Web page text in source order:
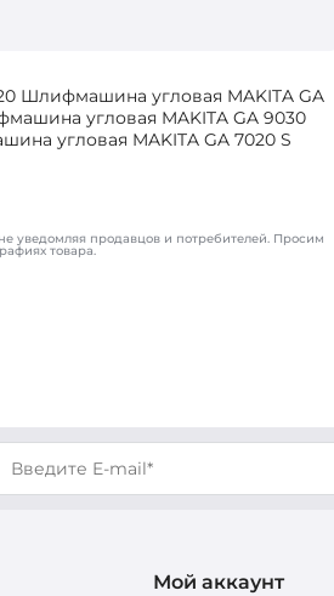
Шлифмашина угловая MAKITA GA
угловая MAKITA GA 9030
угловая MAKITA GA 7020 S
уведомляя продавцов и потребителей. Просим
товара.
Мой аккаунт